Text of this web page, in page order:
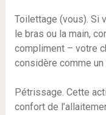
Toilettage (vous). Si
le bras ou la main,
compliment – votre
considère comme
Pétrissage. Cette
confort de